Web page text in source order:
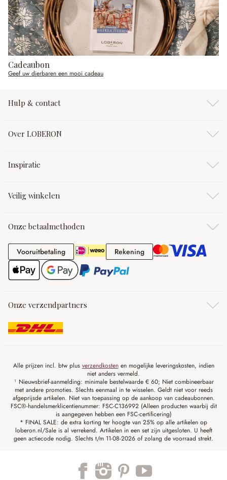
Cadeaubon
Geef uw dierbaren een mooi cadeau
Hulp & contact
Over LOBERON
Inspiratie
Veilig winkelen
Onze betaalmethoden
VooruitbetalingVooruitbetaling RekeningRekening
Onze verzendpartners
Alle prijzen incl. btw plus verzendkostenen mogelijke leveringskosten, indien
niet anders vermeld.
¹ Nieuwsbrief-aanmelding: minimale bestelwaarde € 60; Niet combineerbaar
met andere promoties. Slechts eenmaal in te wisselen. Geldt niet voor reeds
afgeprijsde artikelen. Niet van toepassing op de aankoop van cadeaubonnen.
FSC®-handelsmerklicentienummer: FSC-C136992 (Alleen producten waarbij dit
is aangegeven hebben een FSC-certificering)
* FINAL SALE: de extra korting ter hoogte van 25% op alle artikelen op
loberon.nl/Sale is al verrekend. Artikelen in een set zijn uitgesloten. U heeft
geen actiecode nodig. Slechts t/m 11-08-2026 of zolang de voorraad strekt.